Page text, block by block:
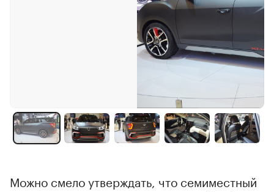
Можно смело утверждать, что семиместный